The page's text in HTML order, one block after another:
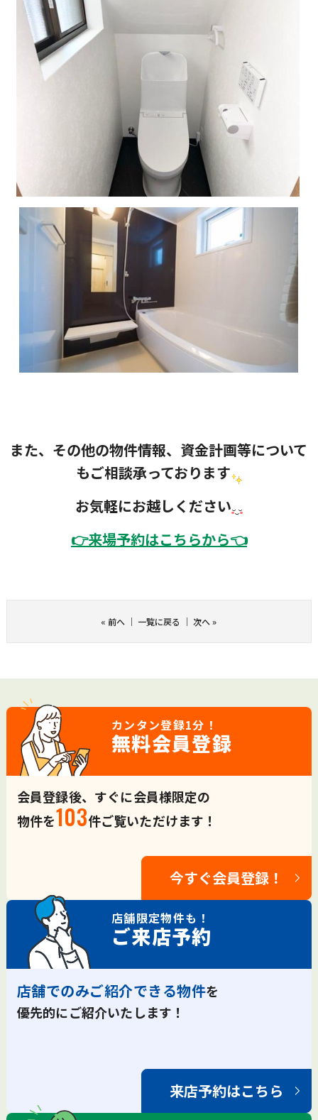
また、その他の物件情報、資金計画等について
もご相談承っております
お気軽にお越しください
👉来場予約はこちらから👈
« 前へ ｜ 一覧に戻る ｜次へ»
カンタン登録1分！
無料会員登録
会員登録後、すぐに会員様限定の
物件を103件ご覧いただけます！
今すぐ会員登録！
店舗限定物件も！
ご来店予約
店舗でのみご紹介できる物件を
優先的にご紹介いたします！
来店予約はこちら